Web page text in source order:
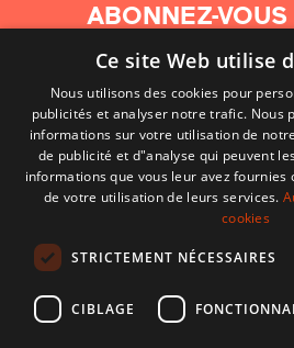
ABONNEZ-
Ce site Web utilise
Nous utilisons des cookies pour
publicités et analyser notre trafic. Nous
informations sur votre utilisation de
de publicité et d"analyse qui peuvent
informations que vous leur avez fournies
de votre utilisation de leurs services.
cookies
STRICTEMENT NÉCESSAIRES
CIBLAGE